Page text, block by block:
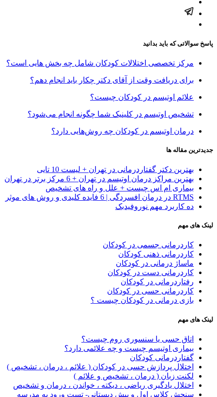
پاسخ سوالاتی که باید بدانید
مرکز تخصصی اختلالات کودکان شامل چه بخش هایی است؟
برای دریافت وقت از آقای دکتر چکار باید انجام دهم؟
علائم اوتیسم در کودکان چیست؟
تشخیص اوتیسم در کلینیک شما چگونه انجام می‌شود؟
درمان اوتیسم در کودکان چه روش‌هایی دارد؟
جدیدترین مقاله ها
بهترین دکتر گفتاردرمانی در تهران + لیست 10 تایی
بهترین مراکز درمان اوتیسم در تهران + 6 مرکز برتر در تهران
بیماری ام اس چیست + علل و راه های تشخیص
RTMS در درمان افسردگی | 6 فایده کلیدی و روش های موثر
ده کاربرد مهم نوروفیدبک
لینک های مهم
کاردرمانی جسمی در کودکان
کاردرمانی ذهنی کودکان
ماساژ درمانی در کودکان
کاردرمانی دست در کودکان
رفتاردرمانی در کودکان
کاردرمانی حسی در کودکان
بازی درمانی در کودکان چیست ؟
لینک های مهم
اتاق حسی یا سنسوری روم چیست؟
بیماری اوتیسم چیست و چه علائمی دارد؟
گفتاردرمانی کودکان
اختلال پردازش حسی در کودکان ( علائم ، درمان ، تشخیص )
لکنت زبان ( درمان ، تشخیص و علائم )
اختلال یادگیری ریاضی ، دیکته ، خواندن ، درمان و تشخیص
سنجش کلاس اول و پیش دبستانی- تست ورود به مدرسه